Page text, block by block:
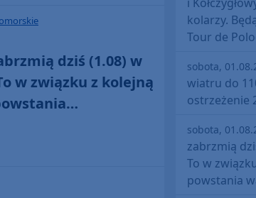
dziś (1.08) w
w związku z kolejną
kolarzy.
Tour de
sobota,
wiatru do
ostrzeżenie
sobota,
zabrzmią
To w
powstania